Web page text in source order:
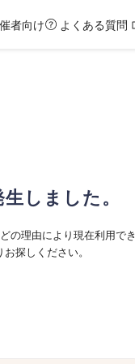
者向け よくある質問
しました。
の理由により現在利用でき
探しください。